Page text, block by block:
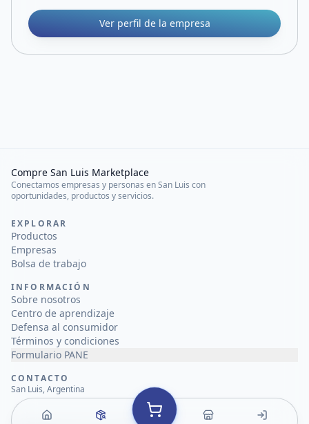
Ver perfil de la empresa
Compre San Luis Marketplace
Conectamos empresas y personas en San Luis con
oportunidades, productos y servicios.
EXPLORAR
Productos
Empresas
Bolsa de trabajo
INFORMACIÓN
Sobre nosotros
Centro de aprendizaje
Defensa al consumidor
Términos y condiciones
Formulario PANE
CONTACTO
San Luis, Argentina